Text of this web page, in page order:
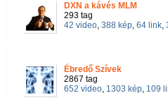
DXN a kávés MLM
293 tag
42 video, 388 kép, 64 link,
Ébredő Szívek
2867 tag
652 video, 1303 kép, 109